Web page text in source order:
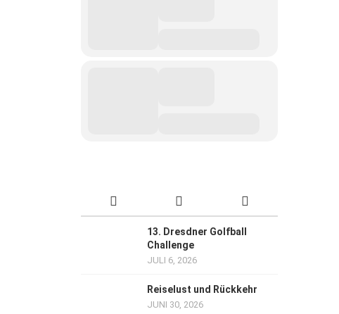
13. Dresdner Golfball
Challenge
JULI 6, 2026
Reiselust und Rückkehr
JUNI 30, 2026